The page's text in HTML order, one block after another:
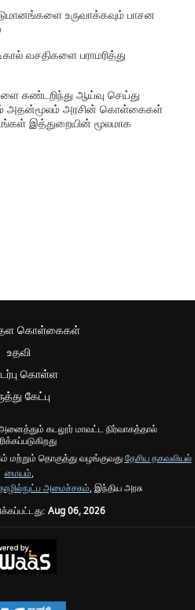
உருவாக்கவும் பாசன
வசதிகளை பராமரித்து
கண்டறிந்து ஆய்வு செய்து
அதன்மூலம் அரசின் கொள்கைகள்
இத்துறையின் மூலமாக
கொள்கைகள்
உதவி
கொள்ள
கேட்பு
கடலூர் மாவட்ட நிர்வாகத்தால்
மற்றும் தொகுத்து வழங்குவதுதேசிய தகவலியல்
மையம்,
அமைச்சகம், இந்திய அரசு
Aug 06, 2026